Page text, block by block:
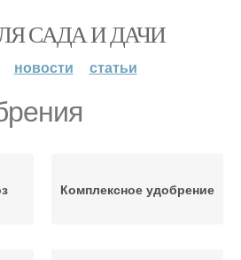
САДА И ДАЧИ
новости статьи
Комплексное удобрение